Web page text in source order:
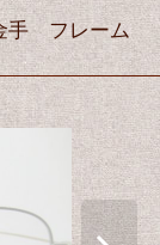
フレーム